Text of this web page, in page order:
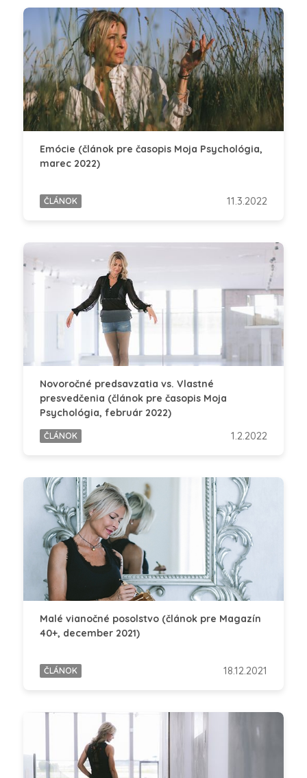
Emócie (článok pre časopis Moja Psychológia,
marec 2022)
ČLÁNOK 11.3.2022
Novoročné predsavzatia vs. Vlastné
presvedčenia (článok pre časopis Moja
Psychológia, február 2022)
ČLÁNOK 1.2.2022
Malé vianočné posolstvo (článok pre Magazín
40+, december 2021)
ČLÁNOK 18.12.2021